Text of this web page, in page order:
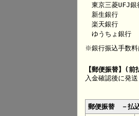
東京三菱UFJ銀
新生銀行
楽天銀行
ゆうちょ銀行
※銀行振込手数料
【郵便振替】(前
入金確認後に発送
郵便振替 －払